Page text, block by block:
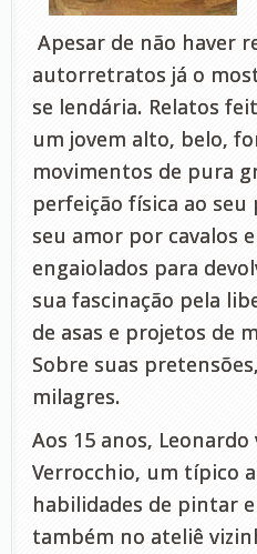
Apesar de não haver
autorretratos já o
se lendária. Relatos
um jovem alto, belo,
movimentos de pura
perfeição física ao
seu amor por cavalos
engaiolados para
sua fascinação pela
de asas e projetos de
Sobre suas
milagres.
Aos 15 anos,
Verrocchio, um típico
habilidades de pintar
também no ateliê